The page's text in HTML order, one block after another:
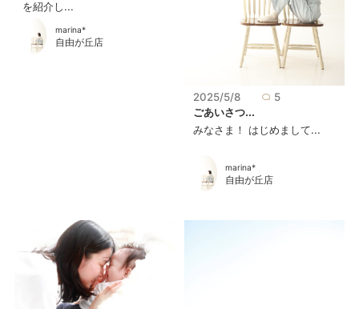
を紹介し...
marina*
自由が丘店
2025/5/8
5
ごあいさつ...
みなさま！ はじめまして...
marina*
自由が丘店